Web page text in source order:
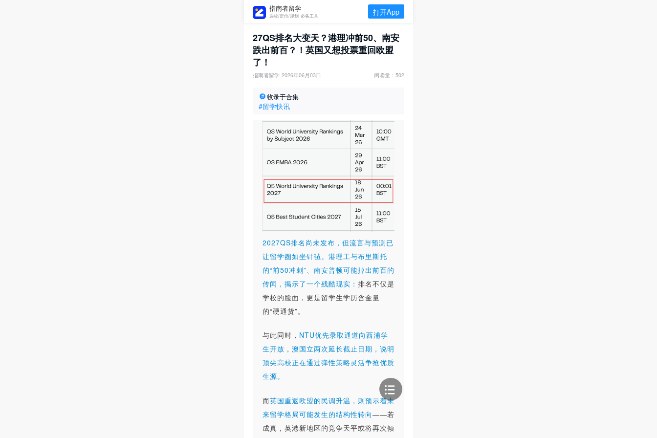
指南者留学
选校/定位/规划 必备工具 打开App
27QS排名大变天？港理冲前50、南安
跌出前百？！英国又想投票重回欧盟
了！
指南者留学 2026年06月03日 阅读量：502
收录于合集
#留学快讯
2027QS排名尚未发布，但流言与预测已
让留学圈如坐针毡。港理工与布里斯托
的“前50冲刺”、南安普顿可能掉出前百的
传闻，揭示了一个残酷现实： 排名不仅是
学校的脸面，更是留学生学历含金量
的“硬通货”。
与此同时， NTU优先录取通道向西浦学
生开放 ， 澳国立两次延长截止日期，说明
顶尖高校正在通过弹性策略灵活争抢优质
生源。
而英国重返欧盟的民调升温，则预示着未
来留学格局可能发生的结构性转向——若
成真，英港新地区的竞争天平或将再次倾